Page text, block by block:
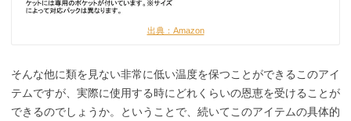
出典：Amazon
そんな他に類を見ない非常に低い温度を保つことができるこのアイ
テムですが、実際に使用する時にどれくらいの恩恵を受けることが
できるのでしょうか。ということで、続いてこのアイテムの具体的